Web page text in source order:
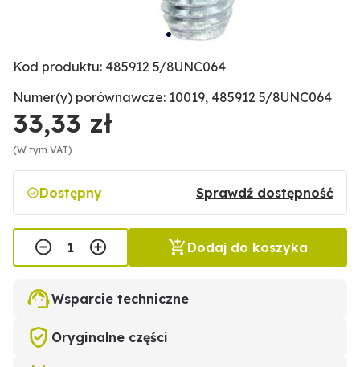
Kod produktu: 485912 5/8UNC064
Numer(y) porównawcze: 10019, 485912 5/8UNC064
33,33 zł
(W tym VAT)
Dostępny Sprawdź dostępność
Dodaj do koszyka
Wsparcie techniczne
Oryginalne części